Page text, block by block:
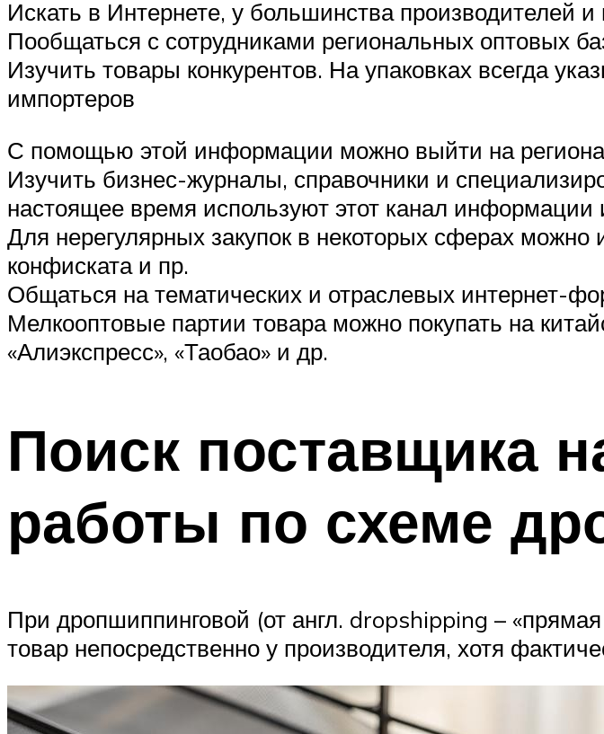
Искать в Интернете, у большинства производителей
Пообщаться с сотрудниками региональных оптовых
Изучить товары конкурентов. На упаковках всегда
импортеров
С помощью этой информации можно выйти на
Изучить бизнес-журналы, справочники и
настоящее время используют этот канал информации
Для нерегулярных закупок в некоторых сферах
конфиската и пр.
Общаться на тематических и отраслевых интернет-
Мелкооптовые партии товара можно покупать на
«Алиэкспресс», «Таобао» и др.
Поиск поставщика
работы по схеме
При дропшиппинговой (от англ. dropshipping –
товар непосредственно у производителя, хотя